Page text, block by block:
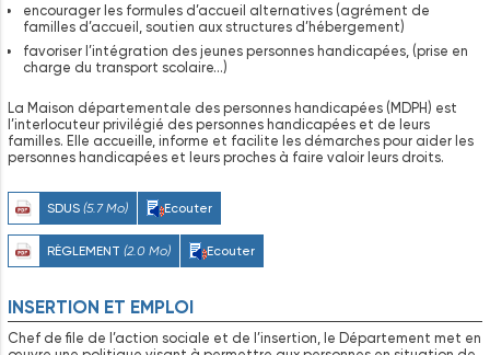
encourager les formules d’accueil alternatives (agrément de
familles d’accueil, soutien aux structures d’hébergement)
favoriser l’intégration des jeunes personnes handicapées, (prise en
charge du transport scolaire…)
La Maison départementale des personnes handicapées (MDPH) est
l’interlocuteur privilégié des personnes handicapées et de leurs
familles. Elle accueille, informe et facilite les démarches pour aider les
personnes handicapées et leurs proches à faire valoir leurs droits.
SDUS (5.7 Mo) Ecouter
RÈGLEMENT (2.0 Mo) Ecouter
INSERTION ET EMPLOI
Chef de file de l’action sociale et de l’insertion, le Département met en